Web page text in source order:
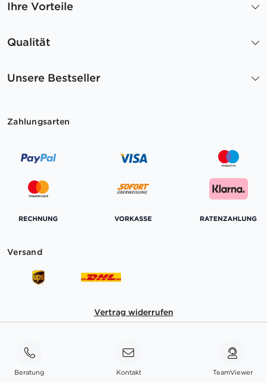
Ihre Vorteile
Qualität
Unsere Bestseller
Zahlungsarten
Versand
Vertrag widerrufen
Beratung Kontakt TeamViewer